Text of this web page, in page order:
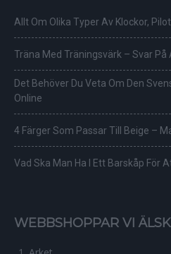
Allt Om Olika Typer Av Klockor,
Träna Med Träningsvärk – Svar På
Det Behöver Du Veta Om Den
Online
4 Färger Som Passar Till Beige –
Vad Ska Man Ha I Ett Barskåp För
WEBBSHOPPAR VI